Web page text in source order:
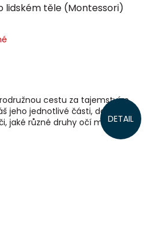
lidském těle (Montessori)
DETAIL
cestu za tajemstvím
jeho jednotlivé části, dozvíš se,
jaké různé druhy očí můžeme